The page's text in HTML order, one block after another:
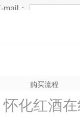
mail：
评论内
购买流程
化红酒